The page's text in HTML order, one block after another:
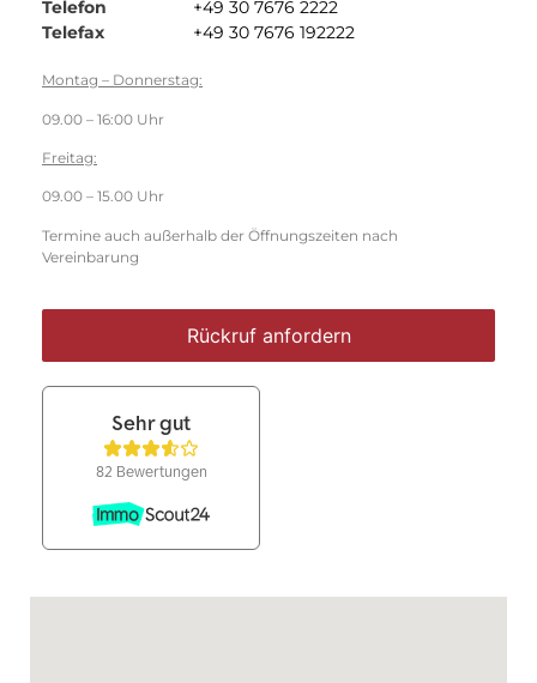
Telefon
+49 30 7676 2222
Telefax
+49 30 7676 192222
Montag – Donnerstag:
09.00 – 16:00 Uhr
Freitag:
09.00 – 15.00 Uhr
Termine auch außerhalb der Öffnungszeiten nach
Vereinbarung
Rückruf anfordern